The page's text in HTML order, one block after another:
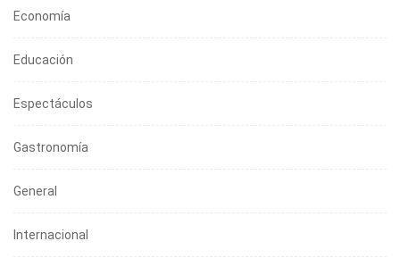
Economía
Educación
Espectáculos
Gastronomía
General
Internacional